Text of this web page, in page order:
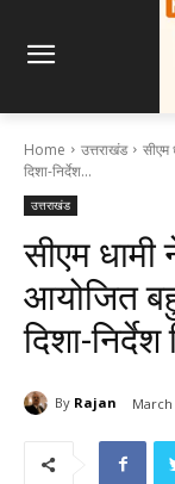
Home उत्तराखंड
सीएम
दिशा-निर्देश...
उत्तराखंड
सीएम
आयोजित
दिशा-निर्देश
By Rajan March